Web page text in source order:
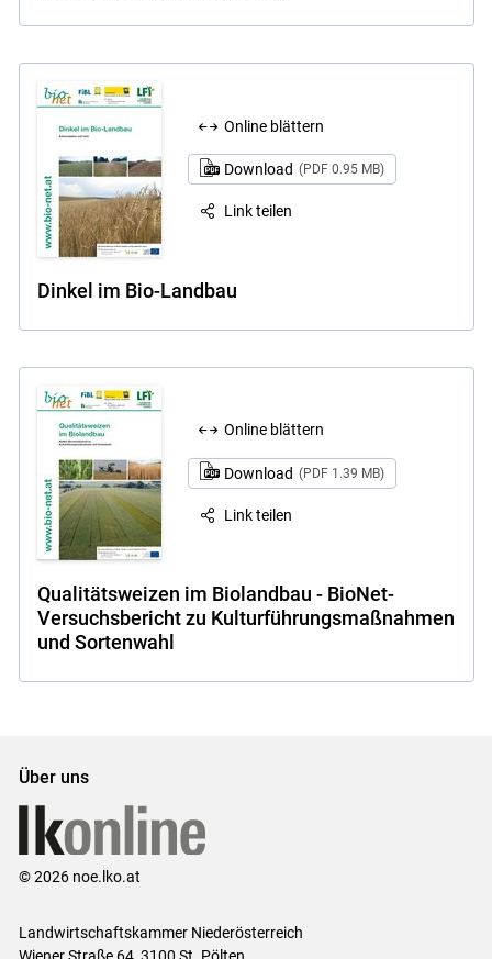
Online blättern
Download (PDF 0.95 MB)
Link teilen
Dinkel im Bio-Landbau
Online blättern
Download (PDF 1.39 MB)
Link teilen
Qualitätsweizen im Biolandbau - BioNet-
Versuchsbericht zu Kulturführungsmaßnahmen
und Sortenwahl
Über uns
© 2026 noe.lko.at
Landwirtschaftskammer Niederösterreich